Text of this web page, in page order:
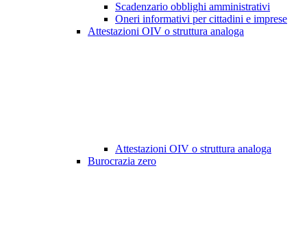
Scadenzario obblighi amministrativi
Oneri informativi per cittadini e imprese
Attestazioni OIV o struttura analoga
Attestazioni OIV o struttura analoga
Burocrazia zero